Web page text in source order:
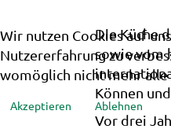
Die Küche
sowie vom
Können
Vor drei
Wir nutzen Cookies auf
Nutzererfahrung zu
womöglich nicht mehr
Akzeptieren Ablehnen